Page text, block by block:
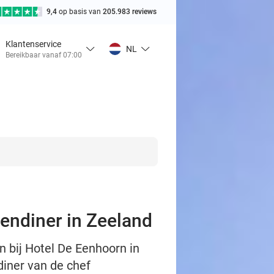
9,4 op basis van 205.983 reviews
Klantenservice
Bereikbaar vanaf 07:00
NL
in Zeeland
bij Hotel De Eenhoorn in
van de chef